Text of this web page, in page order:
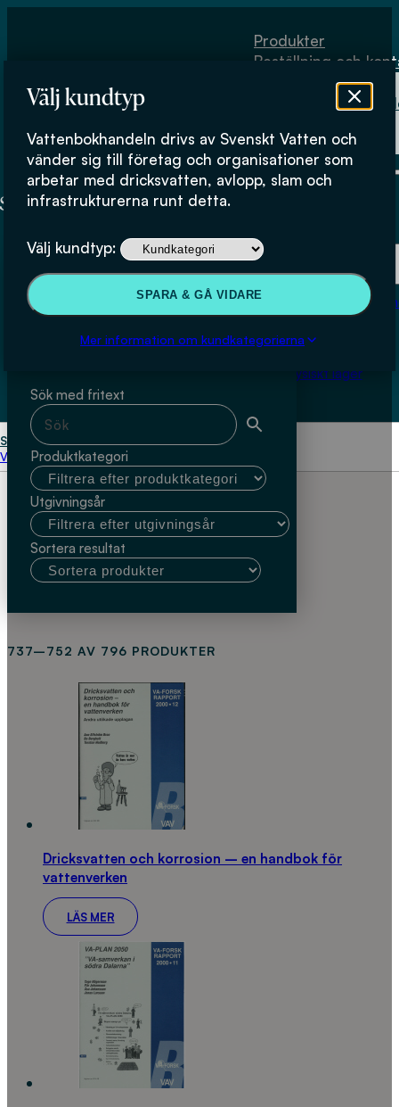
Välj kundtyp
Vattenbokhandeln drivs av Svenskt Vatten och
vänder sig till företag och organisationer som
arbetar med dricksvatten, avlopp, slam och
infrastrukturerna runt detta.
Välj kundtyp:
SPARA & GÅ VIDARE
Mer information om kundkategorierna
Produkter
Beställning och
Fysiskt lager
Beställning och kontakt
Om
Köpvillkor
Fysiskt lager
Start
Välj kundtyp
Produkter
Här kan du bläddra igenom produkter i butiken.
Sök & filtrera
Sök med fritext
Produktkategori
Utgivningsår
Sortera resultat
737–752 AV 796 PRODUKTER
Dricksvatten och korrosion – en handbok för
vattenverken
LÄS MER